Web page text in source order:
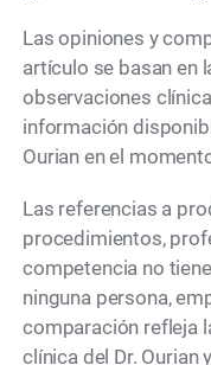
Las opiniones y
artículo se basan en
observaciones
información
Ourian en el
Las referencias a
procedimientos,
competencia no
ninguna persona,
comparación refleja
clínica del Dr.